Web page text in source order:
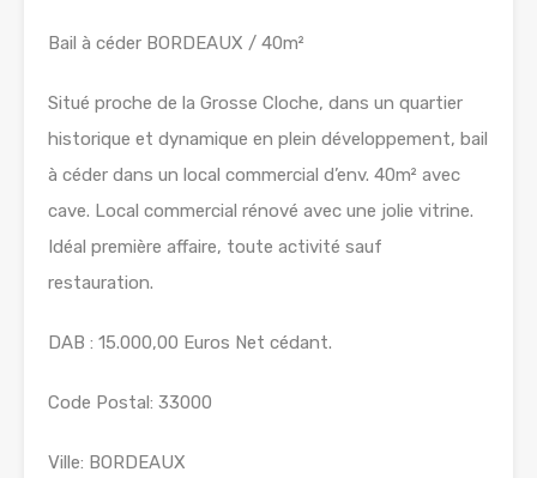
Bail à céder BORDEAUX / 40m²
Situé proche de la Grosse Cloche, dans un quartier
historique et dynamique en plein développement, bail
à céder dans un local commercial d’env. 40m² avec
cave. Local commercial rénové avec une jolie vitrine.
Idéal première affaire, toute activité sauf
restauration.
DAB : 15.000,00 Euros Net cédant.
Code Postal: 33000
Ville: BORDEAUX